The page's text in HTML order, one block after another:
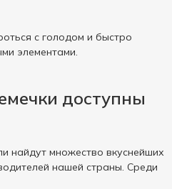
с голодом и быстро
элементами.
доступны
найдут множество вкуснейших
нашей страны. Среди